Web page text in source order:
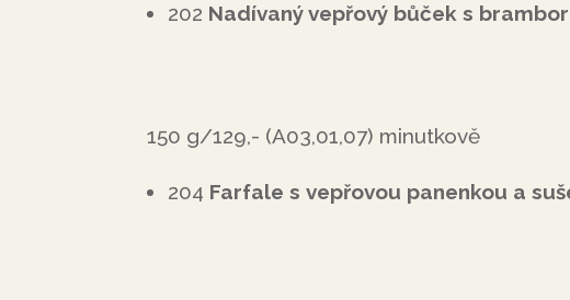
202 Nadívaný vepřový bůček s
150 g/129,- (A03,01,07) minutkově
204 Farfale s vepřovou panenkou a